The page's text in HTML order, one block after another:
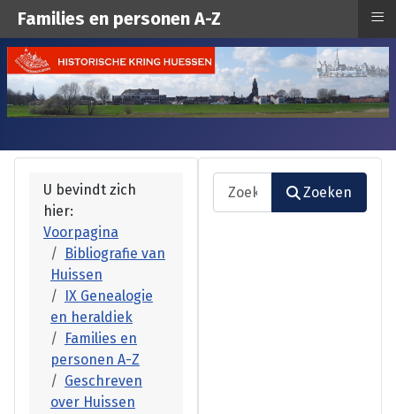
U bevindt zich
hier:
Voorpagina
Bibliografie van
Huissen
IX Genealogie
en heraldiek
Families en
personen A-Z
Geschreven
over Huissen
Zoeken
Zoeken
Families en personen A-Z ≡